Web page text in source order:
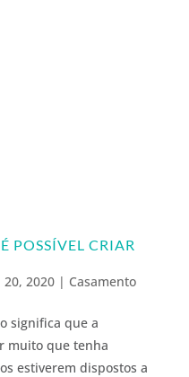
POSSÍVEL CRIAR
20, 2020| Casamento
significa que a
muito que tenha
estiverem dispostos a